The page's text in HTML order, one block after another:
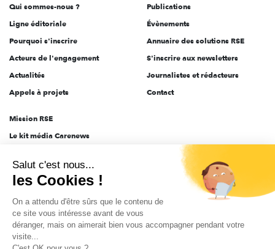
Qui sommes-nous ?
Ligne éditoriale
Pourquoi s'inscrire
Acteurs de l'engagement
Actualités
Appels à projets
Publications
Évènements
Annuaire des solutions RSE
S'inscrire aux newsletters
Journalistes et rédacteurs
Contact
Mission RSE
Le kit média Carenews
AEF info
Novethic
PRODURABLE
Inclusiv Day
Salut c'est nous...
les Cookies !
On a attendu d'être sûrs que le contenu de
ce site vous intéresse avant de vous
déranger, mais on aimerait bien vous accompagner pendant votre
visite...